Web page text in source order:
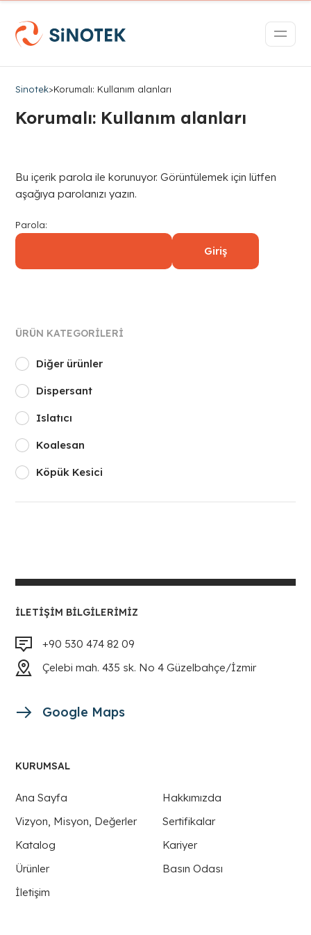
Sinotek>Korumalı: Kullanım alanları
Korumalı: Kullanım alanları
Bu içerik parola ile korunuyor. Görüntülemek için lütfen
aşağıya parolanızı yazın.
Parola:
ÜRÜN KATEGORILERI
Diğer ürünler
Dispersant
Islatıcı
Koalesan
Köpük Kesici
İLETIŞIM BILGILERIMIZ
+90 530 474 82 09
Çelebi mah. 435 sk. No 4 Güzelbahçe/İzmir
Google Maps
KURUMSAL
Ana Sayfa
Hakkımızda
Vizyon, Misyon, Değerler
Sertifikalar
Katalog
Kariyer
Ürünler
Basın Odası
İletişim